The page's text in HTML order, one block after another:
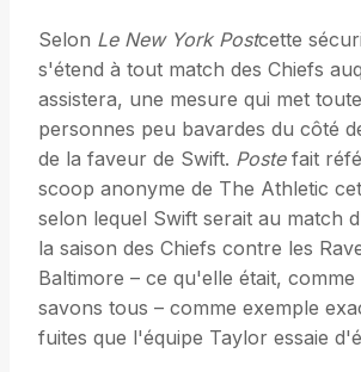
Selon Le New York Postcette
s'étend à tout match des Chiefs
assistera, une mesure qui met
personnes peu bavardes du côté
de la faveur de Swift. Postefait
scoop anonyme de The Athletic
selon lequel Swift serait au match
la saison des Chiefs contre les
Baltimore – ce qu'elle était, comme
savons tous – comme exemple
fuites que l'équipe Taylor essaie